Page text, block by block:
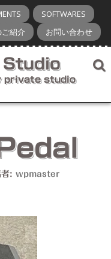
SOFTWARES
紹介 お問い合わせ
private studio
: wpmaster